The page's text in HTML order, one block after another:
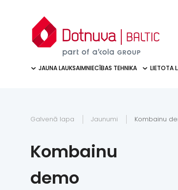
JAUNA LAUKSAIMNIECĪBAS TEHNIKA LIETOTA
Galvenā lapa Jaunumi Kombainu
Kombainu
demo